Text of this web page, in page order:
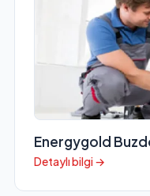
Energygold
Detaylı bilgi →